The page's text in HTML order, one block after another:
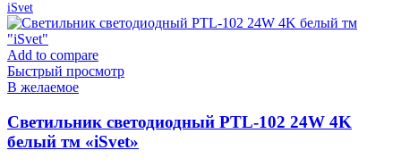
iSvet
Add to compare
Быстрый просмотр
В желаемое
Cветильник светодиодный PTL-102 24W 4K
белый тм «iSvet»